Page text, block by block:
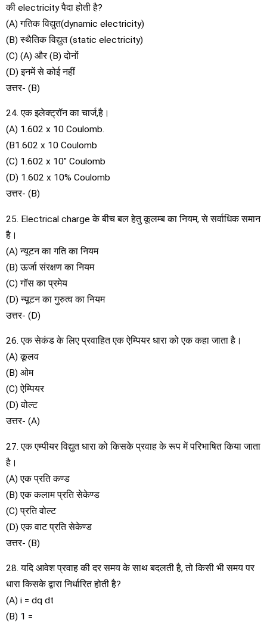
की electricity पैदा होती है?
(A) गतिक विद्युत(dynamic electricity)
(B) स्थैतिक विद्युत (static electricity)
(C) (A) और (B) दोनों
(D) इनमें से कोई नहीं
उत्तर- (B)
24. एक इलेक्ट्रॉन का चार्ज,है।
(A) 1.602 x 10 Coulomb.
(B1.602 x 10 Coulomb
(C) 1.602 x 10″ Coulomb
(D) 1.602 x 10% Coulomb
उत्तर- (B)
25. Electrical charge के बीच बल हेतु कूलम्ब का नियम, से सर्वाधिक समान
है।
(A) न्यूटन का गति का नियम
(B) ऊर्जा संरक्षण का नियम
(C) गॉस का प्रमेय
(D) न्यूटन का गुरुत्व का नियम
उत्तर- (D)
26. एक सेकंड के लिए प्रवाहित एक ऐम्पियर धारा को एक कहा जाता है।
(A) कूलव
(B) ओम
(C) ऐम्पियर
(D) वोल्ट
उत्तर- (A)
27. एक एम्पीयर विद्युत धारा को किसके प्रवाह के रूप में परिभाषित किया जाता
है।
(A) एक प्रति कण्ड
(B) एक कलाम प्रति सेकेण्ड
(C) प्रति वोल्ट
(D) एक वाट प्रति सेकेण्ड
उत्तर- (B)
28. यदि आवेश प्रवाह की दर समय के साथ बदलती है, तो किसी भी समय पर
धारा किसके द्वारा निर्धारित होती है?
(A) i = dq dt
(B) 1 =